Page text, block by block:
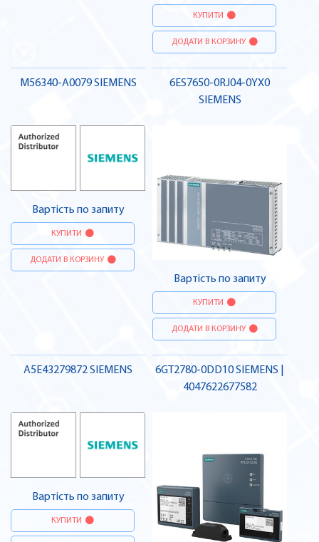
КУПИТИ
ДОДАТИ В КОРЗИНУ
M56340-A0079 SIEMENS
Вартість по запиту
КУПИТИ
ДОДАТИ В КОРЗИНУ
6ES7650-0RJ04-0YX0
SIEMENS
Вартість по запиту
КУПИТИ
ДОДАТИ В КОРЗИНУ
A5E43279872 SIEMENS
Вартість по запиту
КУПИТИ
6GT2780-0DD10 SIEMENS |
4047622677582